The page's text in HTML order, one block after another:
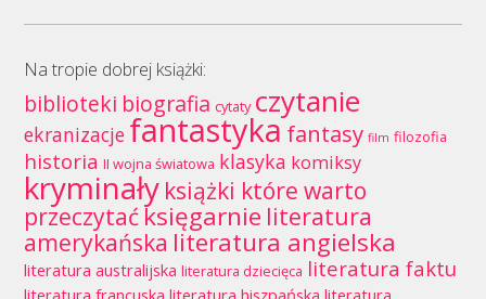
Na tropie dobrej książki:
biblioteki biografia cytaty czytanie
ekranizacje fantastykafantasy film filozofia
historia II wojna światowa klasyka komiksy
kryminały książki które warto
przeczytaćksięgarnie literatura
amerykańska literatura angielska
literatura australijska literatura dziecięca literatura faktu